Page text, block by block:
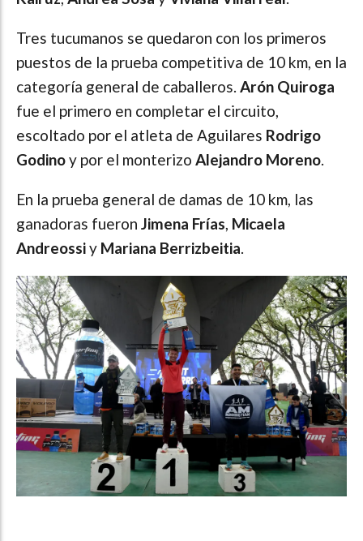
Tres tucumanos se quedaron con los primeros
puestos de la prueba competitiva de 10 km, en la
categoría general de caballeros. Arón Quiroga
fue el primero en completar el circuito,
escoltado por el atleta de Aguilares Rodrigo
Godinoy por el monterizo Alejandro Moreno.
En la prueba general de damas de 10 km, las
ganadoras fueron Jimena Frías, Micaela
Andreossiy Mariana Berrizbeitia.